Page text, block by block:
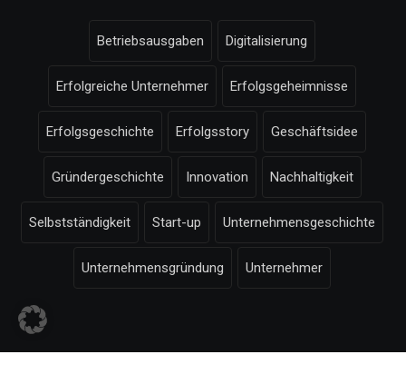
Betriebsausgaben Digitalisierung
Erfolgreiche Unternehmer Erfolgsgeheimnisse
Erfolgsgeschichte Erfolgsstory Geschäftsidee
Gründergeschichte Innovation Nachhaltigkeit
Selbstständigkeit Start-up Unternehmensgeschichte
Unternehmensgründung Unternehmer